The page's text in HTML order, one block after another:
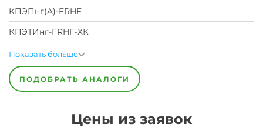
КПЭПнг(A)-FRHF
КПЭТИнг-FRHF-ХК
Показать больше
ПОДОБРАТЬ АНАЛОГИ
Цены из заявок